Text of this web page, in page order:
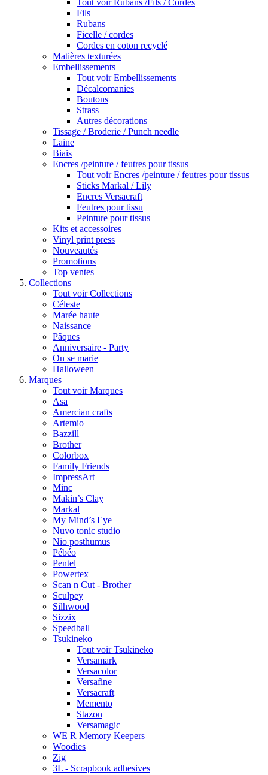
Tout voir Rubans /Fils / Cordes
Fils
Rubans
Ficelle / cordes
Cordes en coton recyclé
Matières texturées
Embellissements
Tout voir Embellissements
Décalcomanies
Boutons
Strass
Autres décorations
Tissage / Broderie / Punch needle
Laine
Biais
Encres /peinture / feutres pour tissus
Tout voir Encres /peinture / feutres pour tissus
Sticks Markal / Lily
Encres Versacraft
Feutres pour tissu
Peinture pour tissus
Kits et accessoires
Vinyl print press
Nouveautés
Promotions
Top ventes
Collections
Tout voir Collections
Céleste
Marée haute
Naissance
Pâques
Anniversaire - Party
On se marie
Halloween
Marques
Tout voir Marques
Asa
Amercian crafts
Artemio
Bazzill
Brother
Colorbox
Family Friends
ImpressArt
Minc
Makin’s Clay
Markal
My Mind’s Eye
Nuvo tonic studio
Nio posthumus
Pébéo
Pentel
Powertex
Scan n Cut - Brother
Sculpey
Silhwood
Sizzix
Speedball
Tsukineko
Tout voir Tsukineko
Versamark
Versacolor
Versafine
Versacraft
Memento
Stazon
Versamagic
WE R Memory Keepers
Woodies
Zig
3L - Scrapbook adhesives